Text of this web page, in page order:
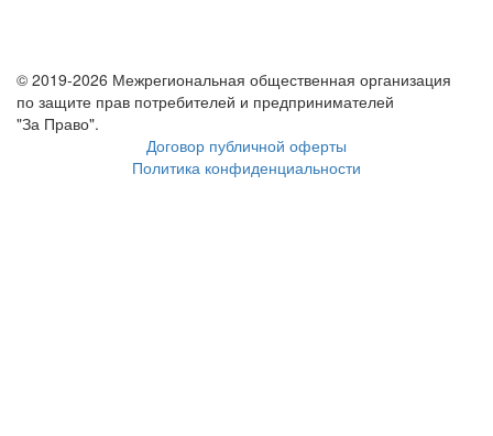
© 2019-2026 Межрегиональная общественная организация
по защите прав потребителей и предпринимателей
"За Право".
Договор публичной оферты
Политика конфиденциальности